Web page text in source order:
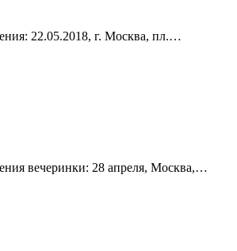
22.05.2018, г. Москва, пл.…
вечеринки: 28 апреля, Москва,…